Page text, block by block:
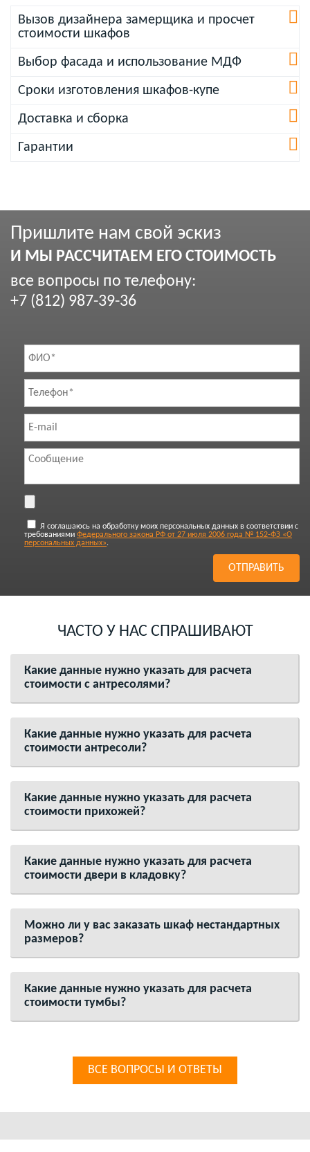
Вызов дизайнера замерщика и просчет
стоимости шкафов
Выбор фасада и использование МДФ
Сроки изготовления шкафов-купе
Доставка и сборка
Гарантии
Пришлите нам свой эскиз
И МЫ РАССЧИТАЕМ ЕГО СТОИМОСТЬ
все вопросы по телефону:
+7 (812) 987-39-36
Я соглашаюсь на обработку моих персональных данных в соответствии с
требованиями Федерального закона РФ от 27 июля 2006 года № 152-ФЗ «О
персональных данных».
ЧАСТО У НАС СПРАШИВАЮТ
Какие данные нужно указать для расчета
стоимости с антресолями?
Какие данные нужно указать для расчета
стоимости антресоли?
Какие данные нужно указать для расчета
стоимости прихожей?
Какие данные нужно указать для расчета
стоимости двери в кладовку?
Можно ли у вас заказать шкаф нестандартных
размеров?
Какие данные нужно указать для расчета
стоимости тумбы?
ВСЕ ВОПРОСЫ И ОТВЕТЫ